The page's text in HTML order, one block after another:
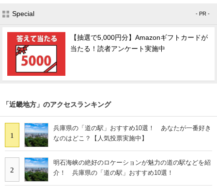
Special - PR -
【抽選で5,000円分】Amazonギフトカードが
当たる！読者アンケート実施中
「近畿地方」のアクセスランキング
1
兵庫県の「道の駅」おすすめ10選！ あなたが一番好き
なのはどこ？【人気投票実施中】
2
明石海峡の絶好のロケーションが魅力の道の駅などを紹
介！ 兵庫県の「道の駅」おすすめ10選！